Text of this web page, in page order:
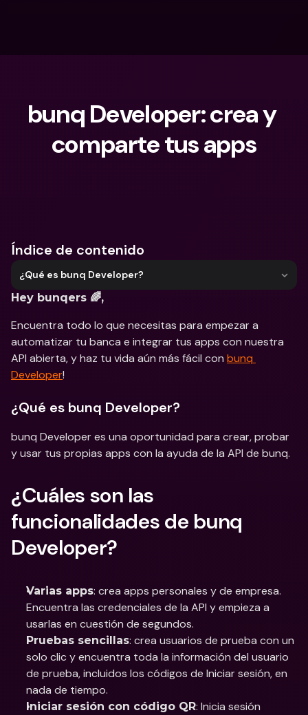
bunq Developer: crea y
comparte tus apps
Índice de contenido
¿Qué es bunq Developer?
Hey bunqers 🌈,
Encuentra todo lo que necesitas para empezar a
automatizar tu banca e integrar tus apps con nuestra
API abierta, y haz tu vida aún más fácil con bunq
Developer!
¿Qué es bunq Developer?
bunq Developer es una oportunidad para crear, probar
y usar tus propias apps con la ayuda de la API de bunq.
¿Cuáles son las
funcionalidades de bunq
Developer?
Varias apps: crea apps personales y de empresa.
Encuentra las credenciales de la API y empieza a
usarlas en cuestión de segundos.
Pruebas sencillas: crea usuarios de prueba con un
solo clic y encuentra toda la información del usuario
de prueba, incluidos los códigos de Iniciar sesión, en
nada de tiempo.
Iniciar sesión con código QR: Inicia sesión